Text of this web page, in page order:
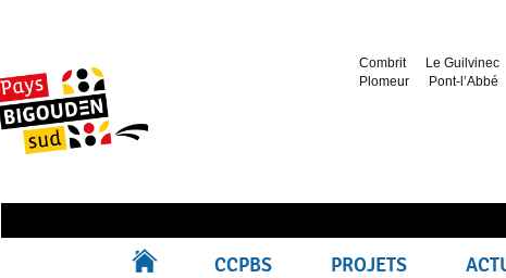
Combrit Le Guilvinec
Plomeur
Pont-l’Abbé
CCPBS PROJETS